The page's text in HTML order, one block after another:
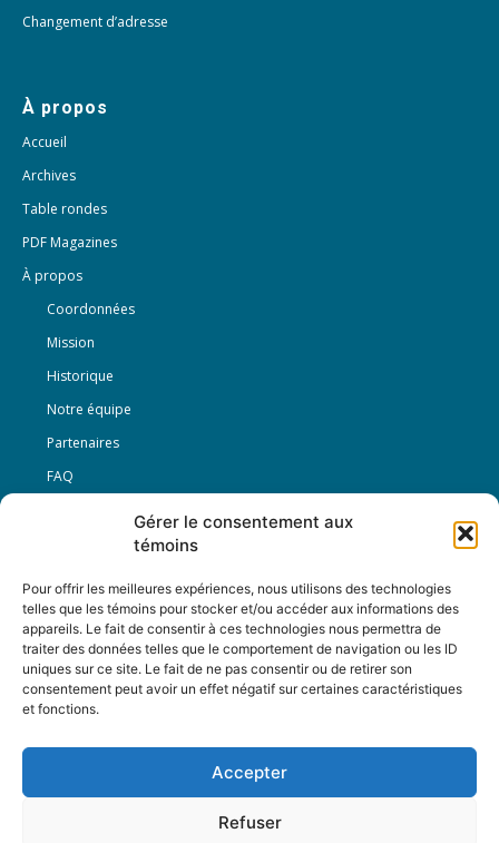
Gérer le consentement aux
témoins
Pour offrir les meilleures expériences, nous utilisons des technologies
telles que les témoins pour stocker et/ou accéder aux informations des
appareils. Le fait de consentir à ces technologies nous permettra de
traiter des données telles que le comportement de navigation ou les ID
uniques sur ce site. Le fait de ne pas consentir ou de retirer son
consentement peut avoir un effet négatif sur certaines caractéristiques
et fonctions.
Accepter
Refuser
Changement d’adresse
À propos
Accueil
Archives
Table rondes
PDF Magazines
À propos
Coordonnées
Mission
Historique
Notre équipe
Partenaires
FAQ
Conditions générales
Nous Suivre
Contactez-nous :
12-3894 rue Sainte-Catherine Est,